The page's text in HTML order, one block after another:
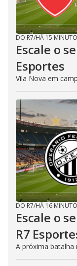
DO R7/HÁ 15
Escale o
Esportes
Vila Nova em
DO R7/HÁ 16
Escale o
R7
A próxima batalha